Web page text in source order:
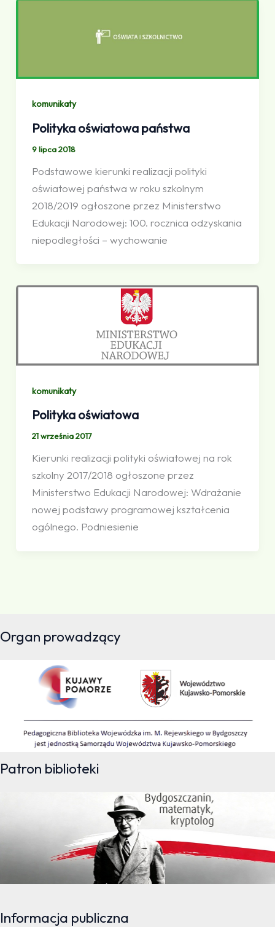
komunikaty
Polityka oświatowa państwa
9 lipca 2018
Podstawowe kierunki realizacji polityki
oświatowej państwa w roku szkolnym
2018/2019 ogłoszone przez Ministerstwo
Edukacji Narodowej: 100. rocznica odzyskania
niepodległości – wychowanie
komunikaty
Polityka oświatowa
21 września 2017
Kierunki realizacji polityki oświatowej na rok
szkolny 2017/2018 ogłoszone przez
Ministerstwo Edukacji Narodowej: Wdrażanie
nowej podstawy programowej kształcenia
ogólnego. Podniesienie
Organ prowadzący
Patron biblioteki
Informacja publiczna